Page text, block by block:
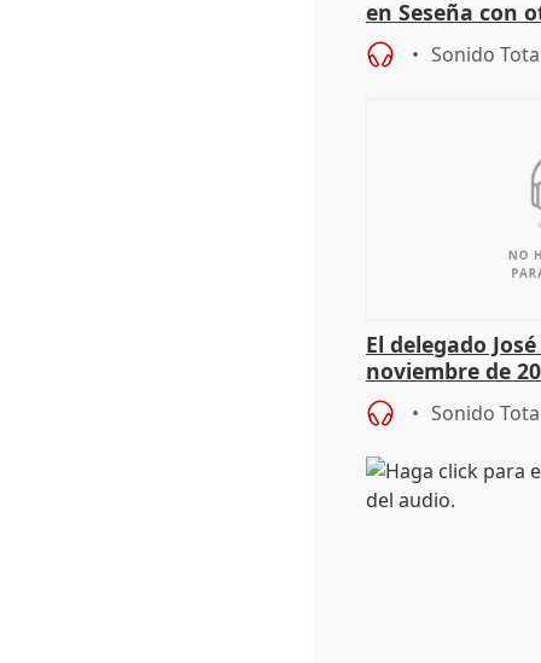
en Seseña con
Sonido
El delegado
noviembre de
9.810 ayudas
Sonido